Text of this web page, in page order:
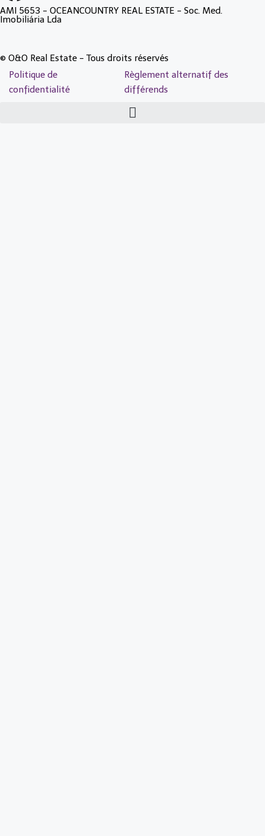
AMI 5653 - OCEANCOUNTRY REAL ESTATE - Soc. Med.
Imobiliária Lda
© O&O Real Estate - Tous droits réservés
Politique de
confidentialité
Règlement alternatif des
différends